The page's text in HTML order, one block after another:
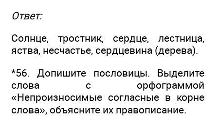
Ответ:
Солнце, тростник, сердце, лестница,
яства, несчастье, сердцевина (дерева).
*56. Допишите пословицы. Выделите
слова с орфограммой
«Непроизносимые согласные в корне
слова», объясните их правописание.